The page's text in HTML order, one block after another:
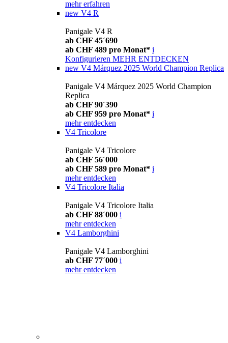
mehr erfahren
new V4 R
Panigale V4 R
ab CHF 45´690
ab CHF 489 pro Monat* i
Konfigurieren MEHR ENTDECKEN
new V4 Márquez 2025 World Champion Replica
Panigale V4 Márquez 2025 World Champion
Replica
ab CHF 90´390
ab CHF 959 pro Monat* i
mehr entdecken
V4 Tricolore
Panigale V4 Tricolore
ab CHF 56´000
ab CHF 589 pro Monat* i
mehr entdecken
V4 Tricolore Italia
Panigale V4 Tricolore Italia
ab CHF 88´000 i
mehr entdecken
V4 Lamborghini
Panigale V4 Lamborghini
ab CHF 77´000 i
mehr entdecken